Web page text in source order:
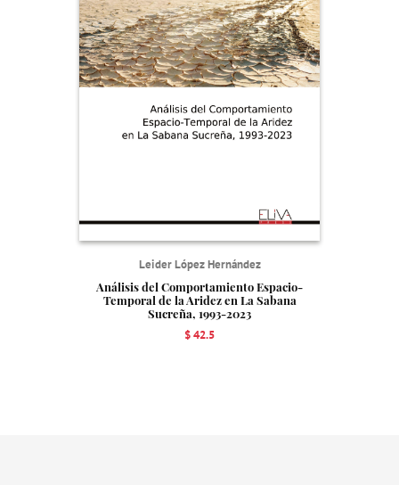
Leider López Hernández
Análisis del Comportamiento Espacio-
Temporal de la Aridez en La Sabana
Sucreña, 1993-2023
$ 42.5